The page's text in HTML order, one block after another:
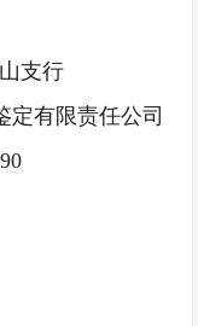
支行
定有限责任公司